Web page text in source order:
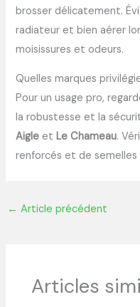
brosser délicatement.
radiateur et bien aérer
moisissures et odeurs.
Quelles marques
Pour un usage pro,
la robustesse et la
Aigle etLe Chameau.
renforcés et de
← Article précédent
Articles